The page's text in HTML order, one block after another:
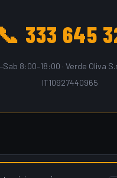
333 645
8:00–18:00 · Verde Oliva
IT10927440965